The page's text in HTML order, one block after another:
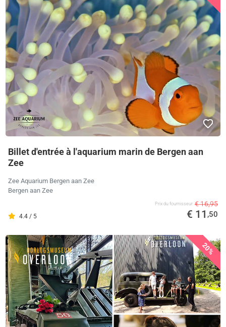
Billet d'entrée à l'aquarium marin de Bergen aan
Zee
Zee Aquarium Bergen aan Zee
Bergen aan Zee
4.4 / 5
Prix ​​du fournisseur € 16,95
€ 11 ,50
20%